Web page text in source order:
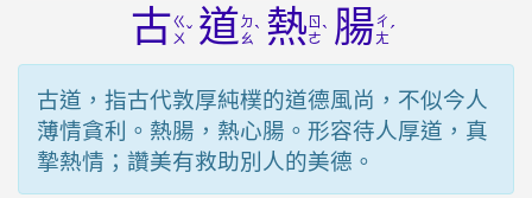
古ㄍ
ㄨˇ 道ㄉ
ㄠˋ 熱ㄖ
ㄜˋ 腸ㄔ
ㄤˊ
古道，指古代敦厚純樸的道德風尚，不似今人
薄情貪利。熱腸，熱心腸。形容待人厚道，真
摯熱情；讚美有救助別人的美德。